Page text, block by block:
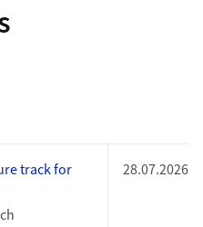
track for
28.07.2026